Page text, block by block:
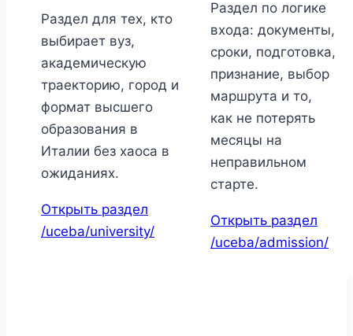
Раздел для тех, кто
выбирает вуз,
академическую
траекторию, город и
формат высшего
образования в
Италии без хаоса в
ожиданиях.
Открыть раздел
/uceba/university/
Раздел по логике
входа: документы,
сроки, подготовка,
признание, выбор
маршрута и то,
как не потерять
месяцы на
неправильном
старте.
Открыть раздел
/uceba/admission/